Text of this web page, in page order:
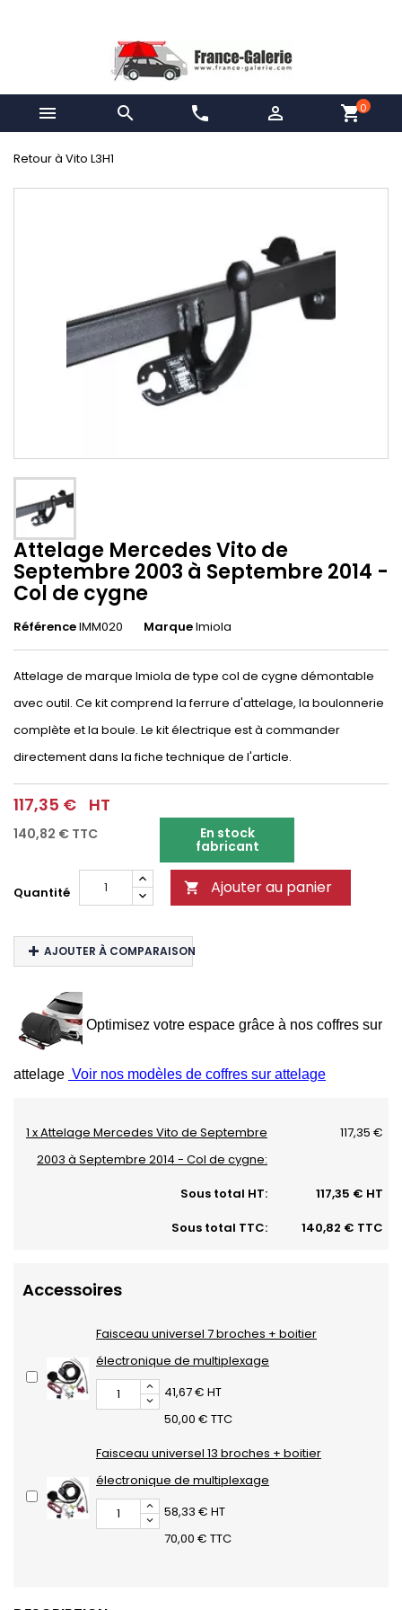
  phone  shopping_cart0
Retour à Vito L3H1
Attelage Mercedes Vito de
Septembre 2003 à Septembre 2014 -
Col de cygne
RéférenceIMM020 MarqueImiola
Attelage de marque Imiola de type col de cygne démontable
avec outil. Ce kit comprend la ferrure d'attelage, la boulonnerie
complète et la boule. Le kit électrique est à commander
directement dans la fiche technique de l'article.
117,35 € HT
140,82 € TTC En stock
fabricant
Quantité  Ajouter au panier
AJOUTER À COMPARAISON
Optimisez votre espace grâce à nos coffres sur
attelage Voir nos modèles de coffres sur attelage
1 x Attelage Mercedes Vito de Septembre
2003 à Septembre 2014 - Col de cygne:
117,35 €
Sous total HT:
117,35 € HT
Sous total TTC:
140,82 € TTC
Accessoires
Faisceau universel 7 broches + boitier
électronique de multiplexage
41,67 € HT
50,00 € TTC
Faisceau universel 13 broches + boitier
électronique de multiplexage
58,33 € HT
70,00 € TTC